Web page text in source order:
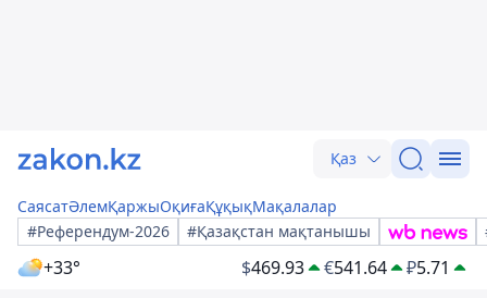
Қаз
СаясатӘлемҚаржыОқиғаҚұқықМақалалар
#Референдум-2026
#Қазақстан мақтанышы
+33° $469.93 €541.64 ₽5.71